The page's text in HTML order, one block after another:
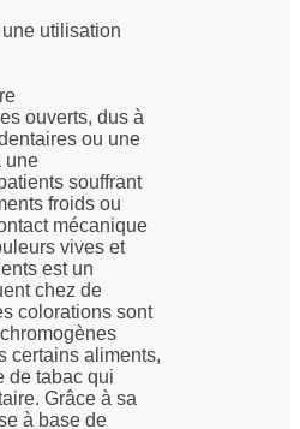
utilisation
ouverts, dus à
ou une
une
souffrant
froids ou
mécanique
vives et
est un
chez de
colorations sont
certains aliments,
de tabac qui
Grâce à sa
à base de